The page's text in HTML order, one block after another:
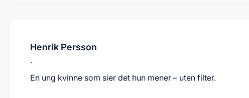
Henrik Persson
.
En ung kvinne som sier det hun mener – uten filter.